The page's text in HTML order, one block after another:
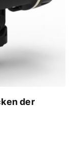
der